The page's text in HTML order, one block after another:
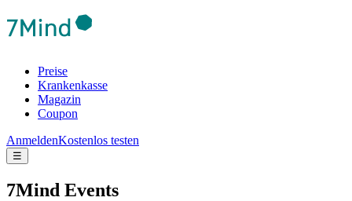
Preise
Krankenkasse
Magazin
Coupon
AnmeldenKostenlos testen
☰
7Mind Events